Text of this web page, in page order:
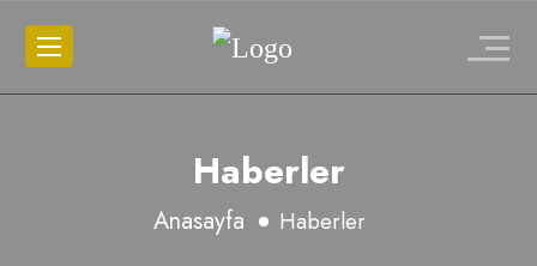
Haberler
Anasayfa Haberler